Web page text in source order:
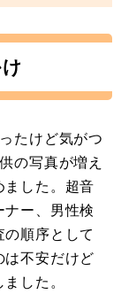
たけど気がつ
の写真が増え
した。超音
ー、男性検
順序として
不安だけど
した。